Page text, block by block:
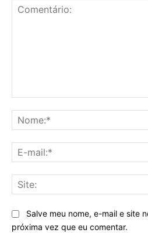
Salve meu nome, e-mail e site
próxima vez que eu comentar.